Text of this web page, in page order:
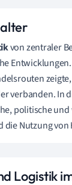
von zentraler
verbanden. In
politische
die Nutzung von
Logistik